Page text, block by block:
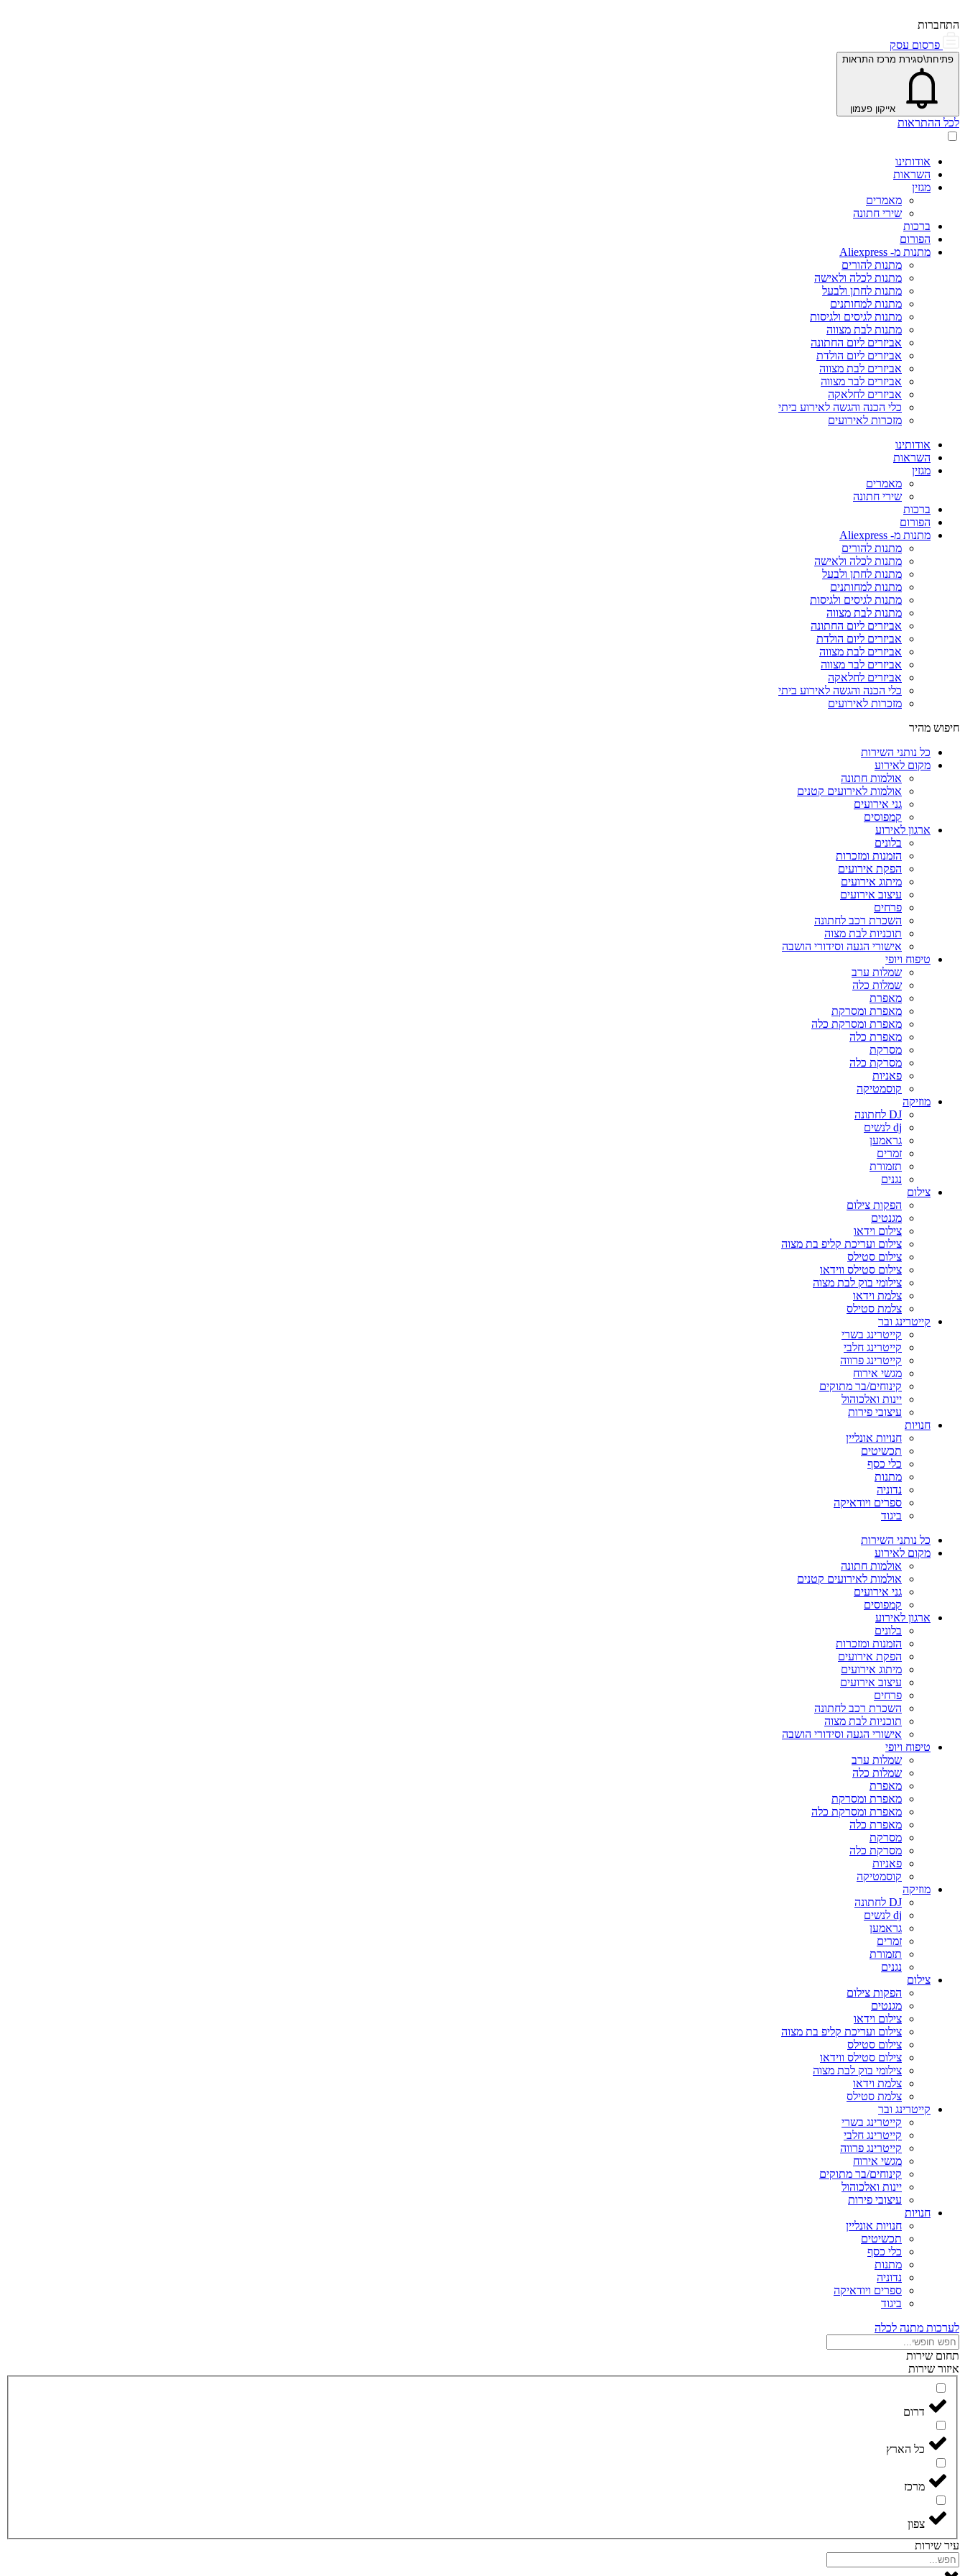
התחברות
פרסום עסק
פתיחת\סגירת מרכז התראות
אייקון פעמון
לכל ההתראות
אודותינו
השראות
מגזין
מאמרים
שירי חתונה
ברכות
הפורום
מתנות מ- Aliexpress
מתנות להורים
מתנות לכלה ולאישה
מתנות לחתן ולבעל
מתנות למחותנים
מתנות לגיסים ולגיסות
מתנות לבת מצווה
אביזרים ליום החתונה
אביזרים ליום הולדת
אביזרים לבת מצווה
אביזרים לבר מצווה
אביזרים לחלאקה
כלי הכנה והגשה לאירוע ביתי
מזכרות לאירועים
אודותינו
השראות
מגזין
מאמרים
שירי חתונה
ברכות
הפורום
מתנות מ- Aliexpress
מתנות להורים
מתנות לכלה ולאישה
מתנות לחתן ולבעל
מתנות למחותנים
מתנות לגיסים ולגיסות
מתנות לבת מצווה
אביזרים ליום החתונה
אביזרים ליום הולדת
אביזרים לבת מצווה
אביזרים לבר מצווה
אביזרים לחלאקה
כלי הכנה והגשה לאירוע ביתי
מזכרות לאירועים
חיפוש מהיר
כל נותני השירות
מקום לאירוע
אולמות חתונה
אולמות לאירועים קטנים
גני אירועים
קמפוסים
ארגון לאירוע
בלונים
הזמנות ומזכרות
הפקת אירועים
מיתוג אירועים
עיצוב אירועים
פרחים
השכרת רכב לחתונה
תוכניות לבת מצוה
אישורי הגעה וסידורי הושבה
טיפוח ויופי
שמלות ערב
שמלות כלה
מאפרת
מאפרת ומסרקת
מאפרת ומסרקת כלה
מאפרת כלה
מסרקת
מסרקת כלה
פאניות
קוסמטיקה
מוזיקה
DJ לחתונה
dj לנשים
גראמען
זמרים
תזמורת
נגנים
צילום
הפקות צילום
מגנטים
צילום וידאו
צילום ועריכת קליפ בת מצוה
צילום סטילס
צילום סטילס ווידאו
צילומי בוק לבת מצוה
צלמת וידאו
צלמת סטילס
קייטרינג ובר
קייטרינג בשרי
קייטרינג חלבי
קייטרינג פרווה
מגשי אירוח
קינוחים/בר מתוקים
יינות ואלכוהול
עיצובי פירות
חנויות
חנויות אונליין
תכשיטים
כלי כסף
מתנות
נדוניה
ספרים ויודאיקה
ביגוד
כל נותני השירות
מקום לאירוע
אולמות חתונה
אולמות לאירועים קטנים
גני אירועים
קמפוסים
ארגון לאירוע
בלונים
הזמנות ומזכרות
הפקת אירועים
מיתוג אירועים
עיצוב אירועים
פרחים
השכרת רכב לחתונה
תוכניות לבת מצוה
אישורי הגעה וסידורי הושבה
טיפוח ויופי
שמלות ערב
שמלות כלה
מאפרת
מאפרת ומסרקת
מאפרת ומסרקת כלה
מאפרת כלה
מסרקת
מסרקת כלה
פאניות
קוסמטיקה
מוזיקה
DJ לחתונה
dj לנשים
גראמען
זמרים
תזמורת
נגנים
צילום
הפקות צילום
מגנטים
צילום וידאו
צילום ועריכת קליפ בת מצוה
צילום סטילס
צילום סטילס ווידאו
צילומי בוק לבת מצוה
צלמת וידאו
צלמת סטילס
קייטרינג ובר
קייטרינג בשרי
קייטרינג חלבי
קייטרינג פרווה
מגשי אירוח
קינוחים/בר מתוקים
יינות ואלכוהול
עיצובי פירות
חנויות
חנויות אונליין
תכשיטים
כלי כסף
מתנות
נדוניה
ספרים ויודאיקה
ביגוד
לערכות מתנה לכלה
תחום שירות
איזור שירות
דרום
כל הארץ
מרכז
צפון
עיר שירות